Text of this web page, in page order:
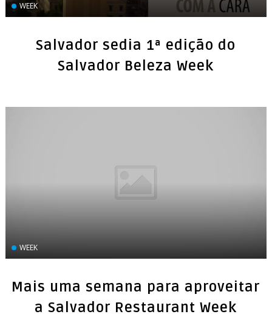
WEEK
Salvador sedia 1ª edição do
Salvador Beleza Week
WEEK
Mais uma semana para aproveitar
a Salvador Restaurant Week